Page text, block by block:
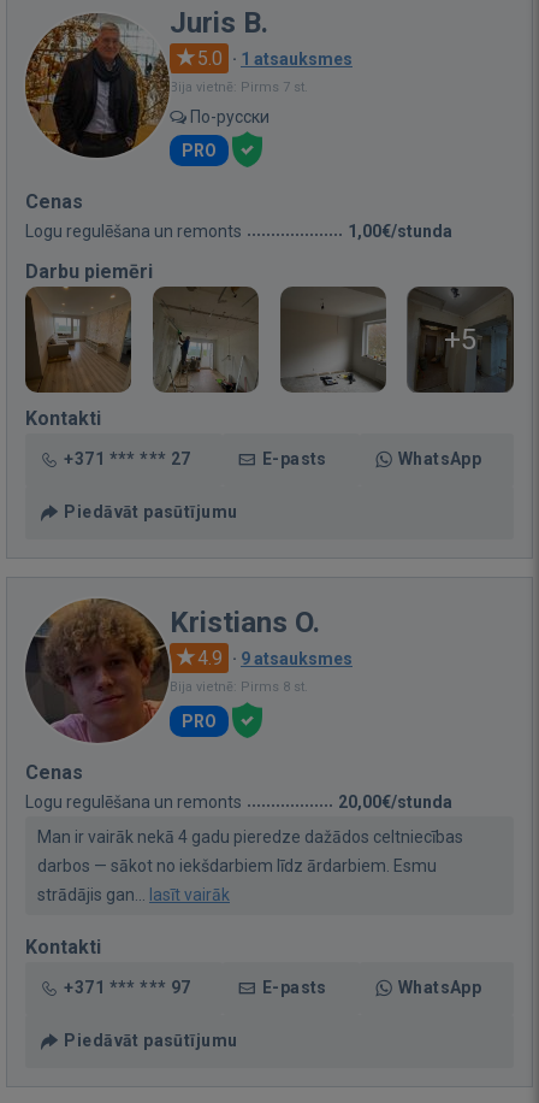
Juris B.
5.0 · 1 atsauksmes
Bija vietnē: Pirms 7 st.
По-русски
PRO
Cenas
Logu regulēšana un remonts 1,00€/stunda
Darbu piemēri
+5
Kontakti
+371 *** *** 27 E-pasts WhatsApp
Piedāvāt pasūtījumu
Kristians O.
4.9 · 9 atsauksmes
Bija vietnē: Pirms 8 st.
PRO
Cenas
Logu regulēšana un remonts
20,00€/stunda
Man ir vairāk nekā 4 gadu pieredze dažādos celtniecības
darbos — sākot no iekšdarbiem līdz ārdarbiem. Esmu
strādājis gan... lasīt vairāk
Kontakti
+371 *** *** 97 E-pasts WhatsApp
Piedāvāt pasūtījumu